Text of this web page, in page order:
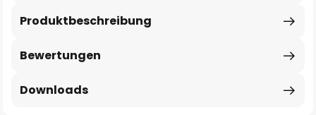
Produktbeschreibung
Bewertungen
Downloads